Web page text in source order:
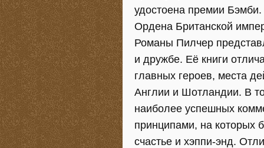
удостоена премии
Ордена Британской
Романы Пилчер
и дружбе. Её книги
главных героев, места
Англии и Шотландии. В
наиболее успешных
принципами, на которых
счастье и хэппи-энд.